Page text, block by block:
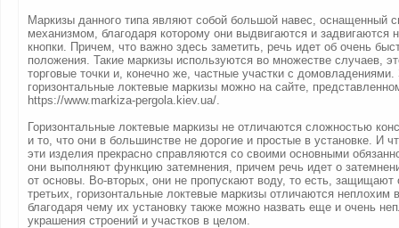
Маркизы данного типа являют собой большой навес, оснащенный
механизмом, благодаря которому они выдвигаются и задвигаются
кнопки. Причем, что важно здесь заметить, речь идет об очень
положения. Такие маркизы используются во множестве случаев,
торговые точки и, конечно же, частные участки с
горизонтальные локтевые маркизы можно на сайте,
https://www.markiza-pergola.kiev.ua/.
Горизонтальные локтевые маркизы не отличаются сложностью
и то, что они в большинстве не дорогие и простые в установке. И
эти изделия прекрасно справляются со своими основными
они выполняют функцию затемнения, причем речь идет о
от основы. Во-вторых, они не пропускают воду, то есть, защищают
третьих, горизонтальные локтевые маркизы отличаются
благодаря чему их установку также можно назвать еще и очень
украшения строений и участков в целом.